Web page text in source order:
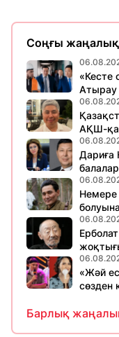
Соңғы
«Кесте
Атырау
АҚШ-қа
Дариға
Немере
«Жәй
сөзден
Барлық